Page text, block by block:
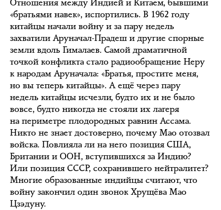
Отношения между Индией и Китаем, бывшими
«братьями навек», испортились. В 1962 году
китайцы начали войну и за пару недель
захватили Аруначал-Прадеш и другие спорные
земли вдоль Гималаев. Самой драматичной
точкой конфликта стало радиообращение Неру
к народам Аруначала: «Братья, простите меня,
но вы теперь китайцы». А ещё через пару
недель китайцы исчезли, будто их и не было
вовсе, будто никогда не стояли их лагеря
на периметре плодородных равнин Ассама.
Никто не знает достоверно, почему Мао отозвал
войска. Повлияла ли на него позиция США,
Британии и ООН, вступившихся за Индию?
Или позиция СССР, сохранившего нейтралитет?
Многие образованные индийцы считают, что
войну закончил один звонок Хрущёва Мао
Цзэдуну.